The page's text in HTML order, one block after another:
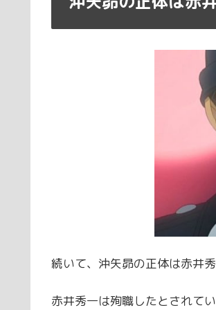
続いて、沖矢昴の正体は赤井
赤井秀一は殉職したとされてい